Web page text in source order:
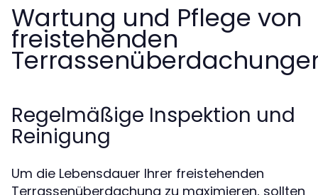
Wartung und Pflege von
freistehenden
Regelmäßige Inspektion und
Reinigung
Um die Lebensdauer Ihrer freistehenden
Terrassenüberdachung zu maximieren, sollten